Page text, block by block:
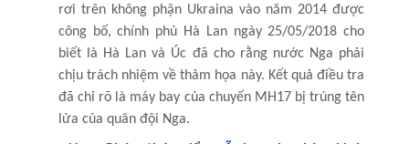
rơi trên không phận Ukraina vào năm 2014 được
công bố, chính phủ Hà Lan ngày 25/05/2018 cho
biết là Hà Lan và Úc đã cho rằng nước Nga phải
chịu trách nhiệm về thảm họa này. Kết quả điều tra
đã chỉ rõ là máy bay của chuyến MH17 bị trúng tên
lửa của quân đội Nga.